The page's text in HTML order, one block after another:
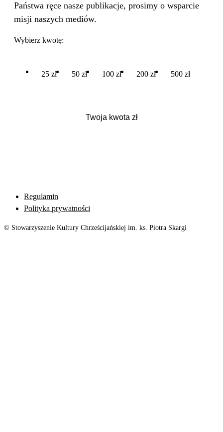
Państwa ręce nasze publikacje, prosimy o wsparcie
misji naszych mediów.
Wybierz kwotę:
25 zł 50 zł 100 zł 200 zł 500 zł
Regulamin
Polityka prywatności
© Stowarzyszenie Kultury Chrześcijańskiej im. ks. Piotra Skargi